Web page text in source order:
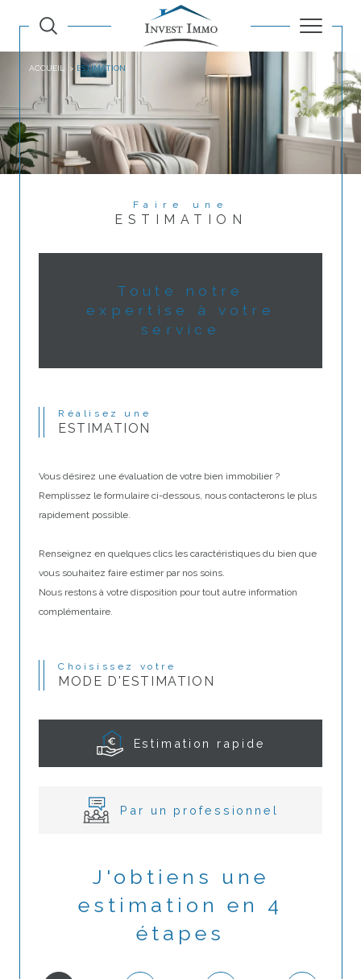
ACCUEIL ESTIMATION
Faire une
ESTIMATION
Toute notre
expertise à votre
service
Réalisez une
ESTIMATION
Vous désirez une évaluation de votre bien immobilier ?
Remplissez le formulaire ci-dessous, nous contacterons le plus
rapidement possible.
Renseignez en quelques clics les caractéristiques du bien que
vous souhaitez faire estimer par nos soins.
Nous restons à votre disposition pour tout autre information
complémentaire.
Choisissez votre
MODE D'ESTIMATION
Estimation rapide
Par un professionnel
J'obtiens une
estimation en 4
étapes